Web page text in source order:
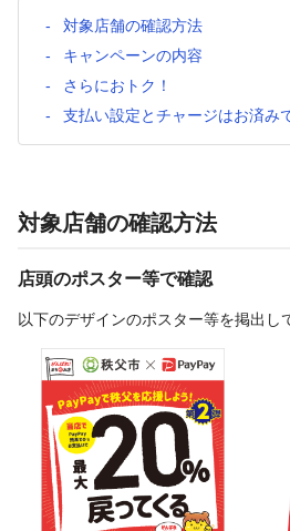
対象店舗の確認方法
キャンペーンの内容
さらにおトク！
支払い設定とチャージはお済み
対象店舗の確認方法
店頭のポスター等で確認
以下のデザインのポスター等を掲出し